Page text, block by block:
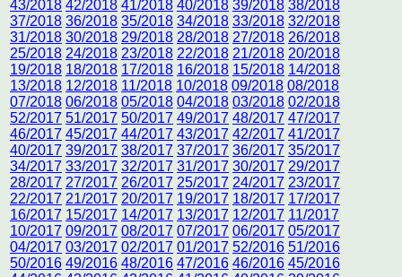
43/2018 42/2018 41/2018 40/2018 39/2018 38/2018
37/2018 36/2018 35/2018 34/2018 33/2018 32/2018
31/2018 30/2018 29/2018 28/2018 27/2018 26/2018
25/2018 24/2018 23/2018 22/2018 21/2018 20/2018
19/2018 18/2018 17/2018 16/2018 15/2018 14/2018
13/2018 12/2018 11/2018 10/2018 09/2018 08/2018
07/2018 06/2018 05/2018 04/2018 03/2018 02/2018
52/2017 51/2017 50/2017 49/2017 48/2017 47/2017
46/2017 45/2017 44/2017 43/2017 42/2017 41/2017
40/2017 39/2017 38/2017 37/2017 36/2017 35/2017
34/2017 33/2017 32/2017 31/2017 30/2017 29/2017
28/2017 27/2017 26/2017 25/2017 24/2017 23/2017
22/2017 21/2017 20/2017 19/2017 18/2017 17/2017
16/2017 15/2017 14/2017 13/2017 12/2017 11/2017
10/2017 09/2017 08/2017 07/2017 06/2017 05/2017
04/2017 03/2017 02/2017 01/2017 52/2016 51/2016
50/2016 49/2016 48/2016 47/2016 46/2016 45/2016